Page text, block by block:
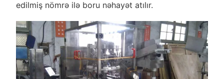
edilmiş nömrə ilə boru nəhayət atılır.